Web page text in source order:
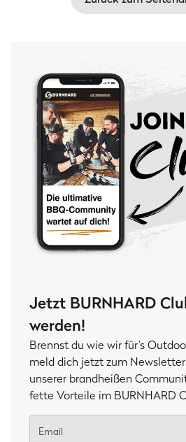
Jetzt BURNHARD
werden!
Brennst du wie wir für’s
meld dich jetzt zum
unserer brandheißen
fette Vorteile im BURNHARD